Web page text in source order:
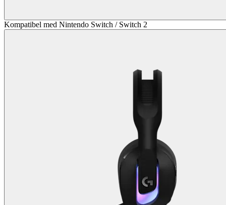
Kompatibel med Nintendo Switch / Switch 2